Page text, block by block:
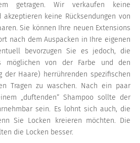
getragen. Wir verkaufen keine
keine Rücksendungen von
Sie können Ihre neuen Extensions
nach dem Auspacken in Ihre eigenen
bevorzugen Sie es jedoch, die
möglichen von der Farbe und den
der Haare) herrührenden spezifischen
Tragen zu waschen. Nach ein paar
„duftenden“ Shampoo sollte der
sein. Es lohnt sich auch, die
Sie Locken kreieren möchten. Die
die Locken besser.